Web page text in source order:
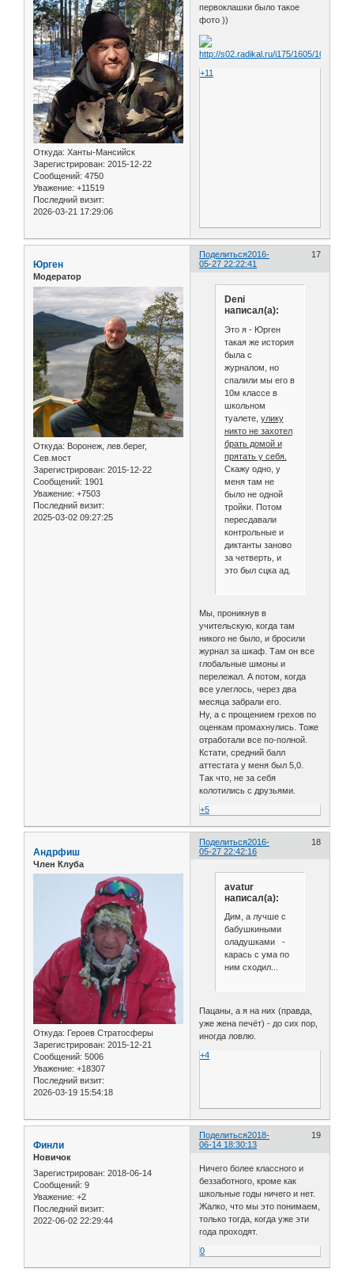
Откуда: Ханты-Мансийск
Зарегистрирован: 2015-12-22
Сообщений: 4750
Уважение: +11519
Последний визит:
2026-03-21 17:29:06
первоклашки было такое
фото ))
+11
Поделиться 17
2016-
05-27 22:22:41
Юрген
Модератор
Откуда: Воронеж, лев.берег,
Сев.мост
Зарегистрирован: 2015-12-22
Сообщений: 1901
Уважение: +7503
Последний визит:
2025-03-02 09:27:25
Deni
написал(а):
Это я - Юрген
такая же история
была с
журналом, но
спалили мы его в
10м классе в
школьном
туалете, улику
никто не захотел
брать домой и
прятать у себя.
Скажу одно, у
меня там не
было не одной
тройки. Потом
пересдавали
контрольные и
диктанты заново
за четверть, и
это был сцка ад.
Мы, проникнув в
учительскую, когда там
никого не было, и бросили
журнал за шкаф. Там он все
глобальные шмоны и
перележал. А потом, когда
все улеглось, через два
месяца забрали его.
Ну, а с прощением грехов по
оценкам промахнулись. Тоже
отработали все по-полной.
Кстати, средний балл
аттестата у меня был 5,0.
Так что, не за себя
колотились с друзьями.
+5
Поделиться 18
2016-
05-27 22:42:16
Андрфиш
Член Клуба
Откуда: Героев Стратосферы
Зарегистрирован: 2015-12-21
Сообщений: 5006
Уважение: +18307
Последний визит:
2026-03-19 15:54:18
avatur
написал(а):
Дим, а лучше с
бабушкиными
оладушками -
карась с ума по
ним сходил...
Пацаны, а я на них (правда,
уже жена печёт) - до сих пор,
иногда ловлю.
+4
Поделиться 19
2018-
06-14 18:30:13
Финли
Новичок
Зарегистрирован: 2018-06-14
Сообщений: 9
Уважение: +2
Последний визит:
2022-06-02 22:29:44
Ничего более классного и
беззаботного, кроме как
школьные годы ничего и нет.
Жалко, что мы это понимаем,
только тогда, когда уже эти
года проходят.
0